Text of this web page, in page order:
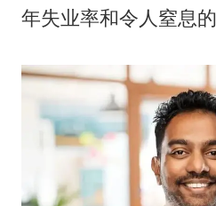
年失业率和令人窒息的